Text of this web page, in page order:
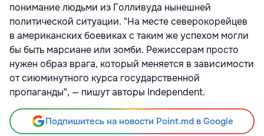
понимание людьми из Голливуда нынешней
политической ситуации. "На месте северокорейцев
в американских боевиках с таким же успехом могли
бы быть марсиане или зомби. Режиссерам просто
нужен образ врага, который меняется в зависимости
от сиюминутного курса государственной
пропаганды", — пишут авторы Independent.
Подпишитесь на новости Point.md в Google